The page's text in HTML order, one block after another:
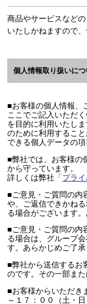
商品やサービスなど
いたしかねますので
個人情報取り扱いにつ
■お客様の個人情報、
ここでご記入いただ
を目的に利用いたし
のために利用するこ
できる個人データの項
■弊社では、お客様の
から守っています。
詳しくは弊社「 プラ
■ご意見・ご質問の内
、ご返信できかねる
る場合がございます
■ご意見・ご質問の内
る場合は、グループ
す。あらかじめご了承
■弊社から送信するお
のです。その一部ま
■お客様からいただき
～１７：００（土・